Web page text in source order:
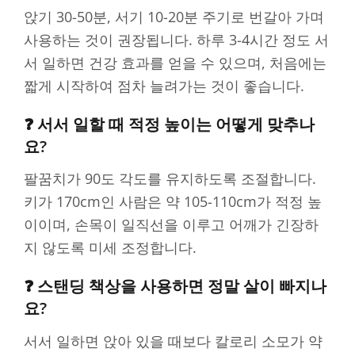
앉기 30-50분, 서기 10-20분 주기로 번갈아 가며
사용하는 것이 권장됩니다. 하루 3-4시간 정도 서
서 일하면 건강 효과를 얻을 수 있으며, 처음에는
짧게 시작하여 점차 늘려가는 것이 좋습니다.
❓ 서서 일할 때 적정 높이는 어떻게 맞추나
요?
팔꿈치가 90도 각도를 유지하도록 조절합니다.
키가 170cm인 사람은 약 105-110cm가 적정 높
이이며, 손목이 일직선을 이루고 어깨가 긴장하
지 않도록 미세 조정합니다.
❓ 스탠딩 책상을 사용하면 정말 살이 빠지나
요?
서서 일하면 앉아 있을 때보다 칼로리 소모가 약